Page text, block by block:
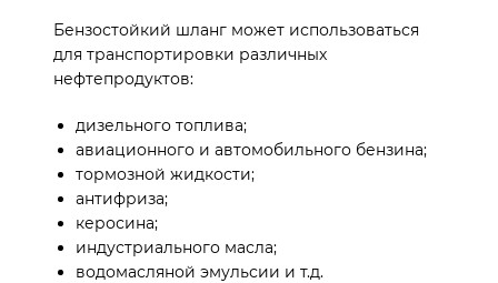
Бензостойкий шланг может использоваться
для транспортировки различных
нефтепродуктов:
дизельного топлива;
авиационного и автомобильного бензина;
тормозной жидкости;
антифриза;
керосина;
индустриального масла;
водомасляной эмульсии и т.д.